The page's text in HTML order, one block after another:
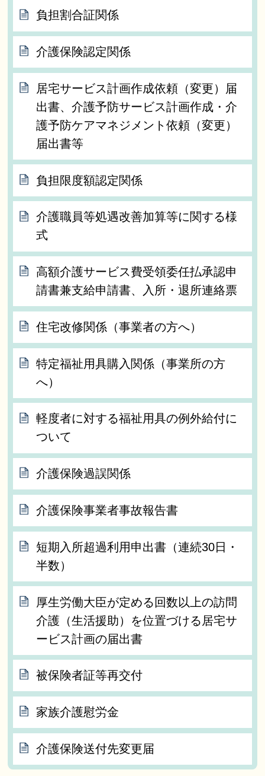
負担割合証関係
介護保険認定関係
居宅サービス計画作成依頼（変更）届
出書、介護予防サービス計画作成・介
護予防ケアマネジメント依頼（変更）
届出書等
負担限度額認定関係
介護職員等処遇改善加算等に関する様
式
高額介護サービス費受領委任払承認申
請書兼支給申請書、入所・退所連絡票
住宅改修関係（事業者の方へ）
特定福祉用具購入関係（事業所の方
へ）
軽度者に対する福祉用具の例外給付に
ついて
介護保険過誤関係
介護保険事業者事故報告書
短期入所超過利用申出書（連続30日・
半数）
厚生労働大臣が定める回数以上の訪問
介護（生活援助）を位置づける居宅サ
ービス計画の届出書
被保険者証等再交付
家族介護慰労金
介護保険送付先変更届